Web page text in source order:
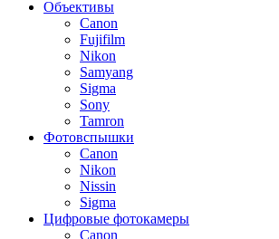
Объективы
Canon
Fujifilm
Nikon
Samyang
Sigma
Sony
Tamron
Фотовспышки
Canon
Nikon
Nissin
Sigma
Цифровые фотокамеры
Canon